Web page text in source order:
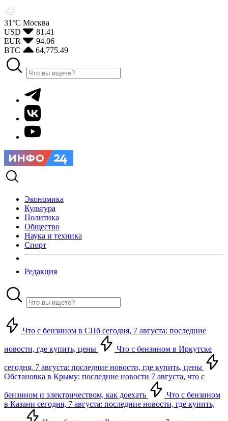
31°С Москва
USD
81.41
EUR
94.06
BTC
64,775.49
Экономика
Культура
Политика
Общество
Наука и техника
Спорт
Редакция
Что с бензином в СПб сегодня, 7 августа: последние
новости, где купить, цены Что с бензином в Иркутске
сегодня, 7 августа: последние новости, где купить, цены
Обстановка в Крыму: последние новости 7 августа, что с
бензином и электричеством, как доехать
Что с бензином
в Казани сегодня, 7 августа: последние новости, где купить,